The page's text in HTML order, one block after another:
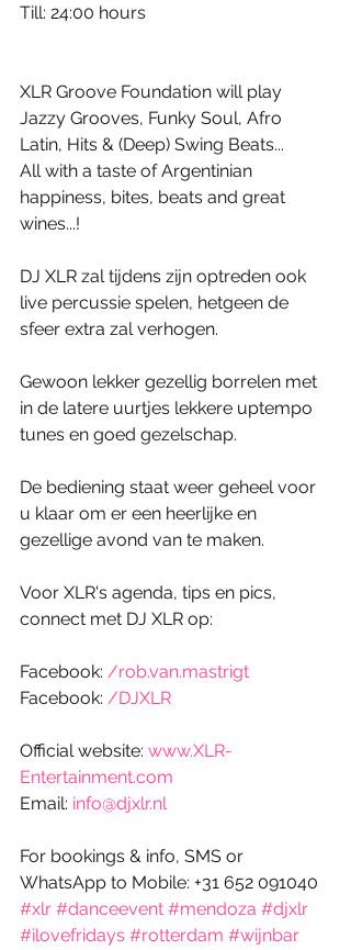
Till: 24:00 hours
XLR Groove Foundation will play
Jazzy Grooves, Funky Soul, Afro
Latin, Hits & (Deep) Swing Beats...
All with a taste of Argentinian
happiness, bites, beats and great
wines...!
DJ XLR zal tijdens zijn optreden ook
live percussie spelen, hetgeen de
sfeer extra zal verhogen.
Gewoon lekker gezellig borrelen met
in de latere uurtjes lekkere uptempo
tunes en goed gezelschap.
De bediening staat weer geheel voor
u klaar om er een heerlijke en
gezellige avond van te maken.
Voor XLR's agenda, tips en pics,
connect met DJ XLR op:
Facebook: /rob.van.mastrigt
Facebook: /DJXLR
Official website: www.XLR-
Entertainment.com
Email: info@djxlr.nl
For bookings & info, SMS or
WhatsApp to Mobile: +31 652 091040
#xlr #danceevent #mendoza #djxlr
#ilovefridays #rotterdam #wijnbar